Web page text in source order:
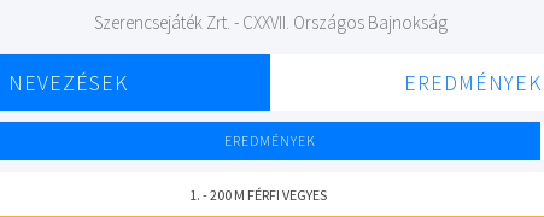
Szerencsejáték Zrt. - CXXVII. Országos Bajnokság
NEVEZÉSEK EREDMÉNYEK
EREDMÉNYEK
1. - 200 M FÉRFI VEGYES